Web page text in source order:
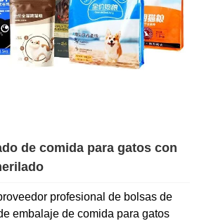
de comida para gatos con
profesional de bolsas de
embalaje de comida para gatos